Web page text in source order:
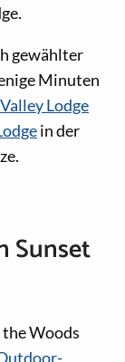
gewählter
Minuten
Lodge
in der
Sunset
Woods